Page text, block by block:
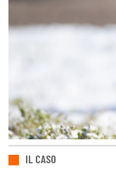
IL CASO